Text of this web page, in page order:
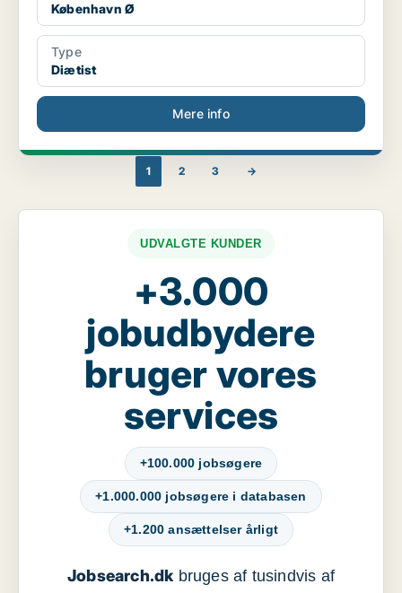
København Ø
Type
Diætist
Mere info
1 2 3 →
UDVALGTE KUNDER
+3.000
jobudbydere
bruger vores
services
+100.000 jobsøgere
+1.000.000 jobsøgere i databasen
+1.200 ansættelser årligt
Jobsearch.dkbruges af tusindvis af